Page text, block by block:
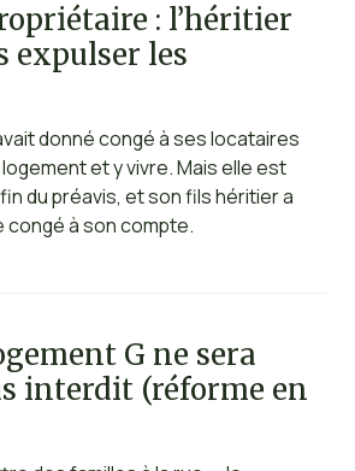
: l’héritier
expulser les
donné congé à ses locataires
et y vivre. Mais elle est
du préavis, et son fils héritier a
congé à son compte.
G ne sera
interdit (réforme en